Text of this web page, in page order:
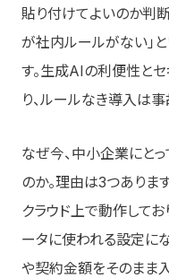
貼り付けてよいのか判
が社内ルールがない」
す。生成AIの利便性と
り、ルールなき導入は事
なぜ今、中小企業にと
のか。理由は3つありま
クラウド上で動作して
ータに使われる設定に
や契約金額をそのまま